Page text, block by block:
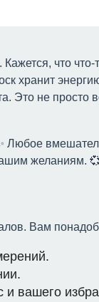
что
хранит
Это не просто
Любое
желаниям.
Вам
и вашего